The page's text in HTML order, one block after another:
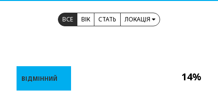
ВСЕ ВІК СТАТЬ ЛОКАЦІЯ
14%
ВІДМІННИЙ